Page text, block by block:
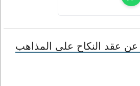
عقد النكاح على المذاهب